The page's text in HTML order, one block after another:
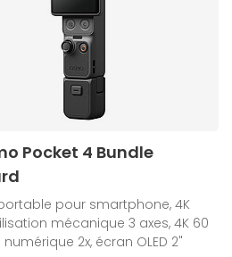
Pocket 4 Bundle
pour smartphone, 4K
mécanique 3 axes, 4K 60
2x, écran OLED 2"